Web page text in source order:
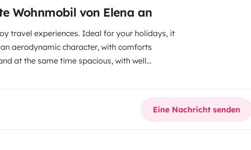
Wohnmobil von Elena an
travel experiences. Ideal for your holidays, it
aerodynamic character, with comforts
at the same time spacious, with well
families and groups of friends.
- Manual gearbox -Clean water 105L Length 739
+ Comfort pack Cabin darkening + Rear
exterior light + Dometic awning + Heating +
Eine Nachricht senden